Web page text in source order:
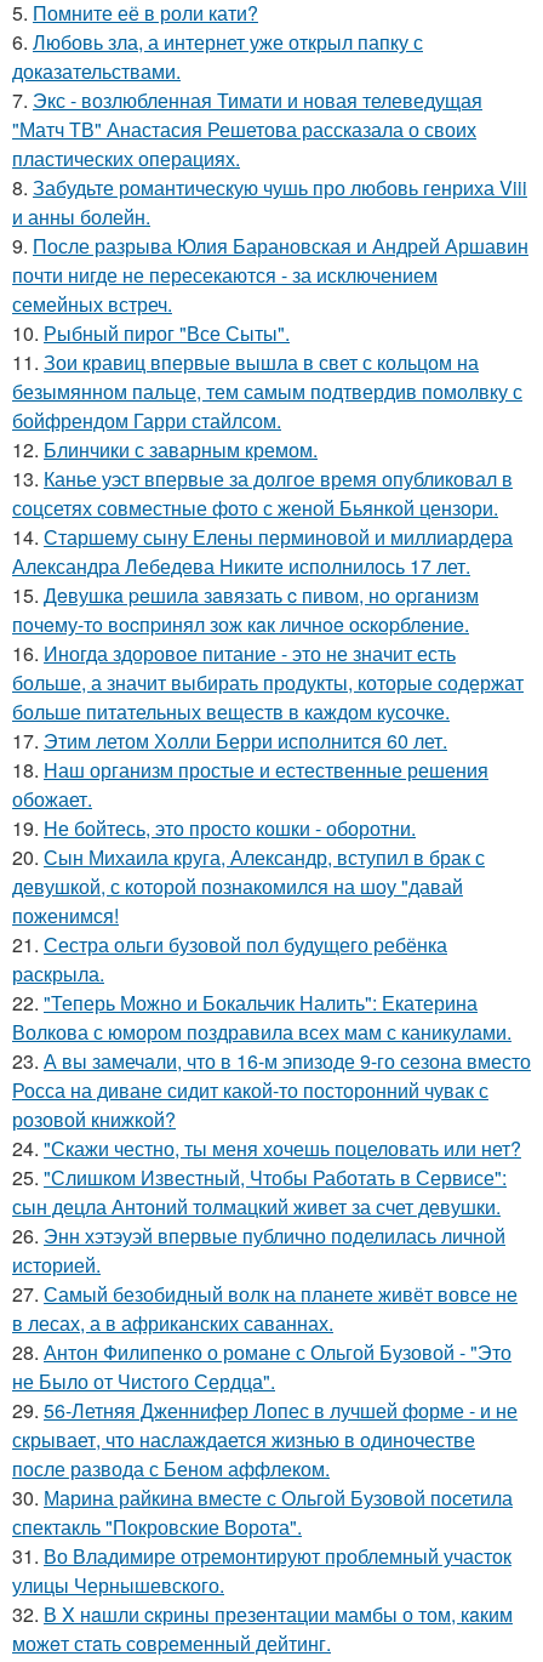
5. Помните её в роли кати?
6. Любовь зла, а интернет уже открыл папку с
доказательствами.
7. Экс - возлюбленная Тимати и новая телеведущая
"Матч ТВ" Анастасия Решетова рассказала о своих
пластических операциях.
8. Забудьте романтическую чушь про любовь генриха Viii
и анны болейн.
9. После разрыва Юлия Барановская и Андрей Аршавин
почти нигде не пересекаются - за исключением
семейных встреч.
10. Рыбный пирог "Все Сыты".
11. Зои кравиц впервые вышла в свет с кольцом на
безымянном пальце, тем самым подтвердив помолвку с
бойфрендом Гарри стайлсом.
12. Блинчики с заварным кремом.
13. Канье уэст впервые за долгое время опубликовал в
соцсетях совместные фото с женой Бьянкой цензори.
14. Старшему сыну Елены перминовой и миллиардера
Александра Лебедева Никите исполнилось 17 лет.
15. Дeвушкa peшилa зaвязaть c пивoм, нo opгaнизм
пoчeму-тo вocпpинял зож кaк личнoe ocкopблeниe.
16. Иногда здоровое питание - это не значит есть
больше, а значит выбирать продукты, которые содержат
больше питательных веществ в каждом кусочке.
17. Этим летом Холли Берри исполнится 60 лет.
18. Наш организм простые и естественные решения
обожает.
19. Не бойтесь, это просто кошки - оборотни.
20. Сын Михаила круга, Александр, вступил в брак с
девушкой, с которой познакомился на шоу "давай
поженимся!
21. Сестра ольги бузовой пол будущего ребёнка
раскрыла.
22. "Теперь Можно и Бокальчик Налить": Екатерина
Волкова с юмором поздравила всех мам с каникулами.
23. А вы замечали, что в 16-м эпизоде 9-го сезона вместо
Росса на диване сидит какой-то посторонний чувак с
розовой книжкой?
24. "Скажи честно, ты меня хочешь поцеловать или нет?
25. "Слишком Известный, Чтобы Работать в Сервисе":
сын децла Антоний толмацкий живет за счет девушки.
26. Энн хэтэуэй впервые публично поделилась личной
историей.
27. Самый безобидный волк на планете живёт вовсе не
в лесах, а в африканских саваннах.
28. Антон Филипенко о романе с Ольгой Бузовой - "Это
не Было от Чистого Сердца".
29. 56-Летняя Дженнифер Лопес в лучшей форме - и не
скрывает, что наслаждается жизнью в одиночестве
после развода с Беном аффлеком.
30. Марина райкина вместе с Ольгой Бузовой посетила
спектакль "Покровские Ворота".
31. Во Владимире отремонтируют проблемный участок
улицы Чернышевского.
32. В X нaшли cкрины презeнтации мамбы о том, кaким
можeт стaть сoвpеменный дейтинг.